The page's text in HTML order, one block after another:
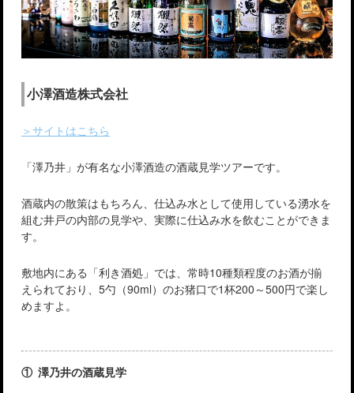
小澤酒造株式会社
＞サイトはこちら
「澤乃井」が有名な小澤酒造の酒蔵見学ツアーです。
酒蔵内の散策はもちろん、仕込み水として使用している湧水を
組む井戸の内部の見学や、実際に仕込み水を飲むことができま
す。
敷地内にある「利き酒処」では、常時10種類程度のお酒が揃
えられており、5勺（90ml）のお猪口で1杯200～500円で楽し
めますよ。
① 澤乃井の酒蔵見学